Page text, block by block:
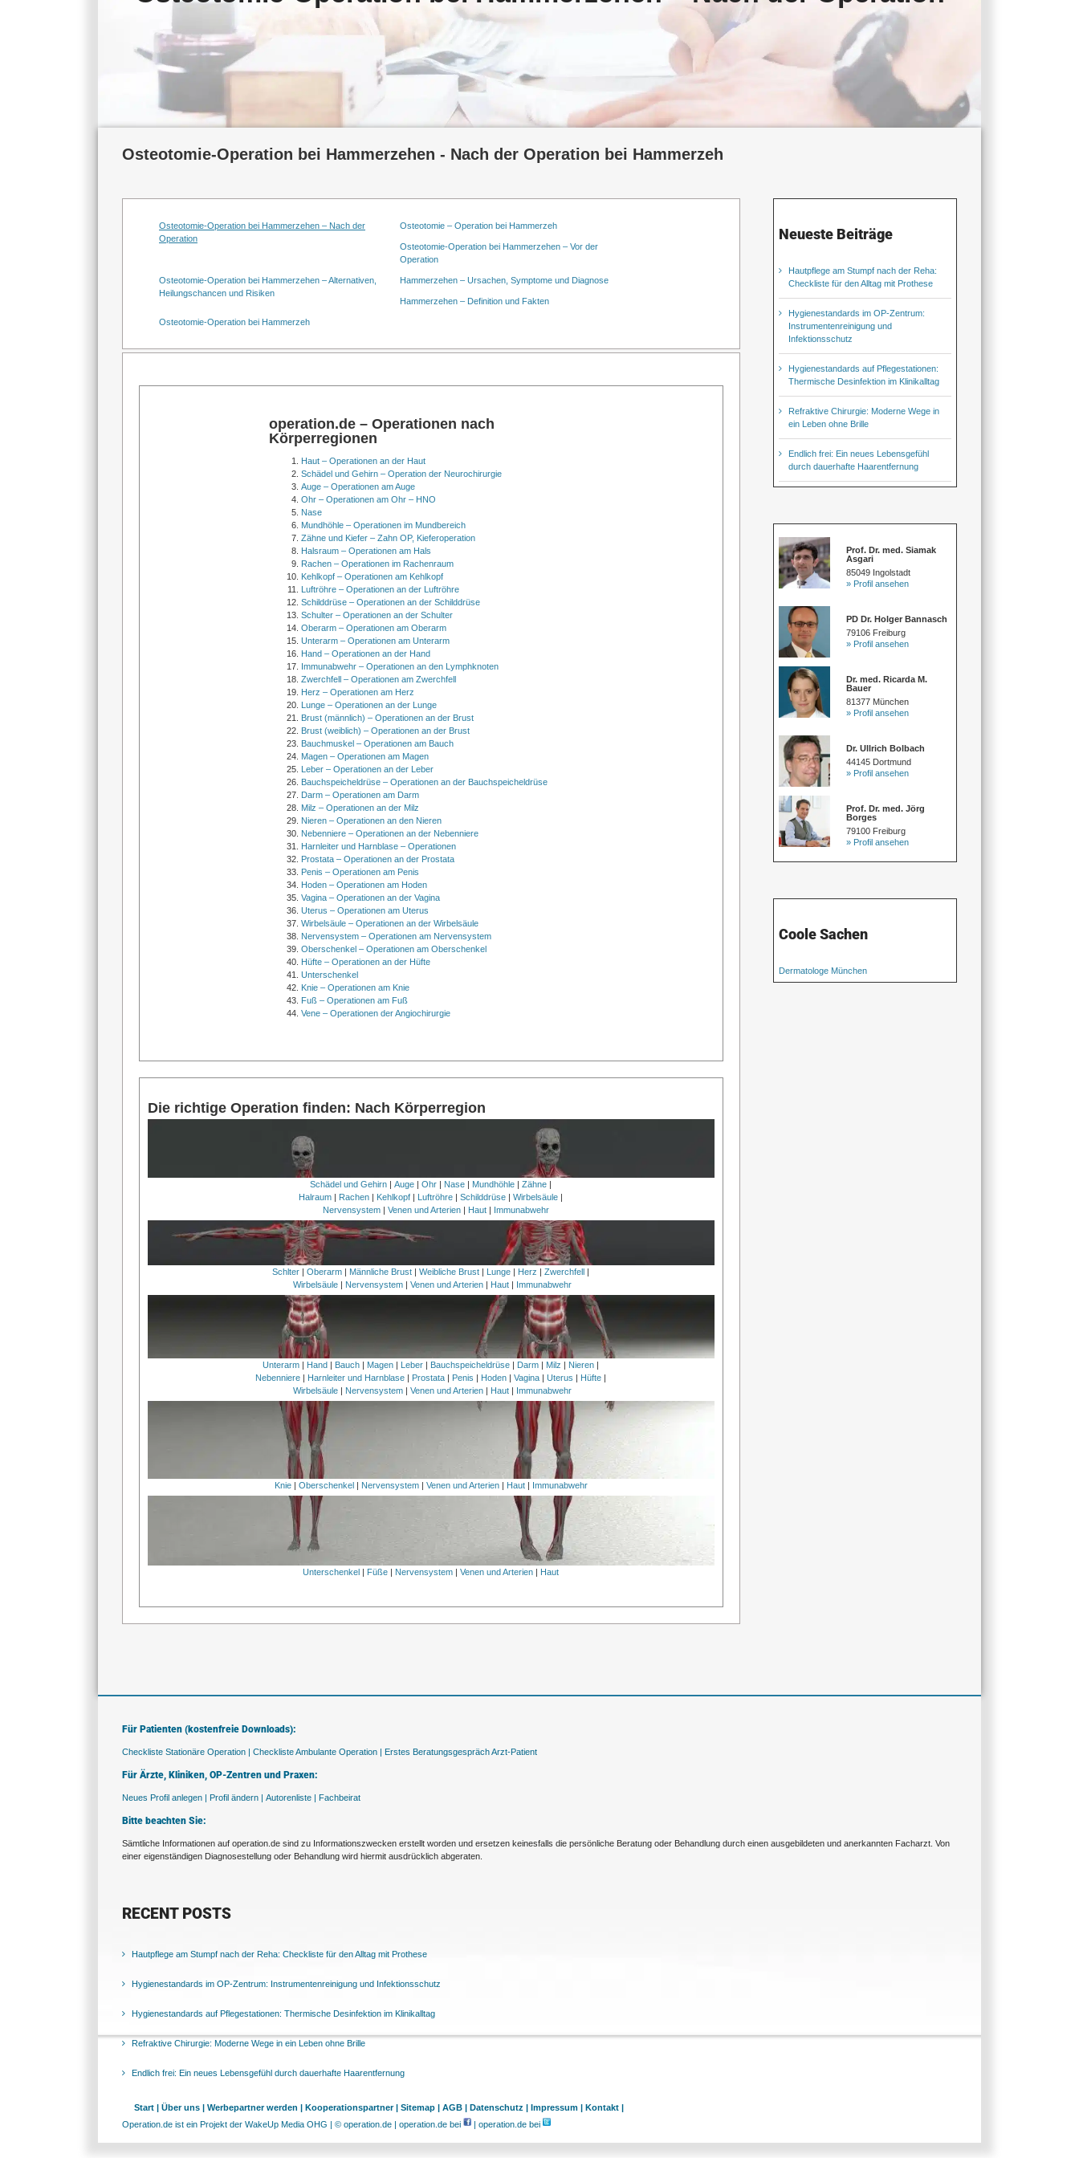
Osteotomie-Operation bei Hammerzehen - Nach der Operation bei Hammerzeh
Osteotomie-Operation bei Hammerzehen – Nach der
Operation
Osteotomie – Operation bei Hammerzeh
Osteotomie-Operation bei Hammerzehen – Vor der
Operation
Osteotomie-Operation bei Hammerzehen – Alternativen,
Heilungschancen und Risiken
Hammerzehen – Ursachen, Symptome und Diagnose
Hammerzehen – Definition und Fakten
Osteotomie-Operation bei Hammerzeh
operation.de – Operationen nach
Körperregionen
Haut – Operationen an der Haut
Schädel und Gehirn – Operation der Neurochirurgie
Auge – Operationen am Auge
Ohr – Operationen am Ohr – HNO
Nase
Mundhöhle – Operationen im Mundbereich
Zähne und Kiefer – Zahn OP, Kieferoperation
Halsraum – Operationen am Hals
Rachen – Operationen im Rachenraum
Kehlkopf – Operationen am Kehlkopf
Luftröhre – Operationen an der Luftröhre
Schilddrüse – Operationen an der Schilddrüse
Schulter – Operationen an der Schulter
Oberarm – Operationen am Oberarm
Unterarm – Operationen am Unterarm
Hand – Operationen an der Hand
Immunabwehr – Operationen an den Lymphknoten
Zwerchfell – Operationen am Zwerchfell
Herz – Operationen am Herz
Lunge – Operationen an der Lunge
Brust (männlich) – Operationen an der Brust
Brust (weiblich) – Operationen an der Brust
Bauchmuskel – Operationen am Bauch
Magen – Operationen am Magen
Leber – Operationen an der Leber
Bauchspeicheldrüse – Operationen an der Bauchspeicheldrüse
Darm – Operationen am Darm
Milz – Operationen an der Milz
Nieren – Operationen an den Nieren
Nebenniere – Operationen an der Nebenniere
Harnleiter und Harnblase – Operationen
Prostata – Operationen an der Prostata
Penis – Operationen am Penis
Hoden – Operationen am Hoden
Vagina – Operationen an der Vagina
Uterus – Operationen am Uterus
Wirbelsäule – Operationen an der Wirbelsäule
Nervensystem – Operationen am Nervensystem
Oberschenkel – Operationen am Oberschenkel
Hüfte – Operationen an der Hüfte
Unterschenkel
Knie – Operationen am Knie
Fuß – Operationen am Fuß
Vene – Operationen der Angiochirurgie
Die richtige Operation finden: Nach Körperregion
Schädel und Gehirn |Auge |Ohr Nase Mundhöhle |Zähne
Halraum
Rachen Kehlkopf Luftröhre |Schilddrüse |Wirbelsäule
Nervensystem| Venen und Arterien| Haut| Immunabwehr
Schlter |Oberarm | Männliche Brust |Weibliche Brust | Lunge | Herz |Zwerchfell |
Wirbelsäule| Nervensystem| Venen und Arterien| Haut| Immunabwehr
Unterarm | Hand | Bauch | Magen | Leber | Bauchspeicheldrüse | Darm | Milz | Nieren |
Nebenniere | Harnleiter und Harnblase | Prostata | Penis | Hoden |Vagina |Uterus | Hüfte |
Wirbelsäule| Nervensystem| Venen und Arterien| Haut| Immunabwehr
Knie| Oberschenkel| Nervensystem| Venen und Arterien| Haut| Immunabwehr
Unterschenkel Füße Nervensystem |Venen und Arterien Haut
Neueste Beiträge
Hautpflege am Stumpf nach der Reha:
Checkliste für den Alltag mit Prothese
Hygienestandards im OP-Zentrum:
Instrumentenreinigung und
Infektionsschutz
Hygienestandards auf Pflegestationen:
Thermische Desinfektion im Klinikalltag
Refraktive Chirurgie: Moderne Wege in
ein Leben ohne Brille
Endlich frei: Ein neues Lebensgefühl
durch dauerhafte Haarentfernung
Prof. Dr. med. Siamak
Asgari
85049 Ingolstadt
» Profil ansehen
PD Dr. Holger Bannasch
79106 Freiburg
» Profil ansehen
Dr. med. Ricarda M.
Bauer
81377 München
» Profil ansehen
Dr. Ullrich Bolbach
44145 Dortmund
» Profil ansehen
Prof. Dr. med. Jörg
Borges
79100 Freiburg
» Profil ansehen
Coole Sachen
Dermatologe München
Für Patienten (kostenfreie Downloads):
Checkliste Stationäre Operation | Checkliste Ambulante Operation | Erstes Beratungsgespräch Arzt-Patient
Für Ärzte, Kliniken, OP-Zentren und Praxen:
Neues Profil anlegen | Profil ändern | Autorenliste | Fachbeirat
Bitte beachten Sie:
Sämtliche Informationen auf operation.de sind zu Informationszwecken erstellt worden und ersetzen keinesfalls die persönliche Beratung oder Behandlung durch einen ausgebildeten und anerkannten Facharzt. Von
einer eigenständigen Diagnosestellung oder Behandlung wird hiermit ausdrücklich abgeraten.
RECENT POSTS
Hautpflege am Stumpf nach der Reha: Checkliste für den Alltag mit Prothese
Hygienestandards im OP-Zentrum: Instrumentenreinigung und Infektionsschutz
Hygienestandards auf Pflegestationen: Thermische Desinfektion im Klinikalltag
Refraktive Chirurgie: Moderne Wege in ein Leben ohne Brille
Endlich frei: Ein neues Lebensgefühl durch dauerhafte Haarentfernung
Start | Über uns | Werbepartner werden | Kooperationspartner | Sitemap | AGB | Datenschutz | Impressum |
Kontakt |
Operation.de ist ein Projekt der WakeUp Media OHG | © operation.de | operation.de bei
| operation.de bei